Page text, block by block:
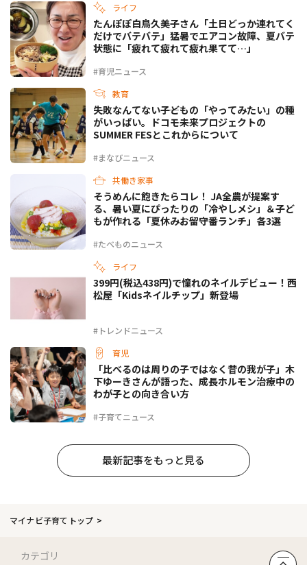
ライフ
#育児ニュース
たんぽぽ白鳥久美子さん「土日どっか連れてく
だけでバテバテ」猛暑でエアコン故障、夏バテ
状態に「疲れて疲れて疲れ果てて…」
教育
#まなびニュース
失敗なんてない――子どもの「やってみたい」の種
がいっぱい。ドコモ未来プロジェクトの
SUMMER FESとこれからについて
共働き家事
#たべものニュース
そうめんに飽きたらコレ！ JA全農が提案す
る、暑い夏にぴったりの「冷やしメシ」＆子ど
もが作れる「夏休みお留守番ランチ」各3選
ライフ
#トレンドニュース
399円(税込438円)で憧れのネイルデビュー！西
松屋「Kidsネイルチップ」新登場
育児
#子育てニュース
「比べるのは周りの子ではなく昔の我が子」木
下ゆーきさんが語った、成長ホルモン治療中の
わが子との向き合い方
最新記事をもっと見る
マイナビ子育てトップ
カテゴリ